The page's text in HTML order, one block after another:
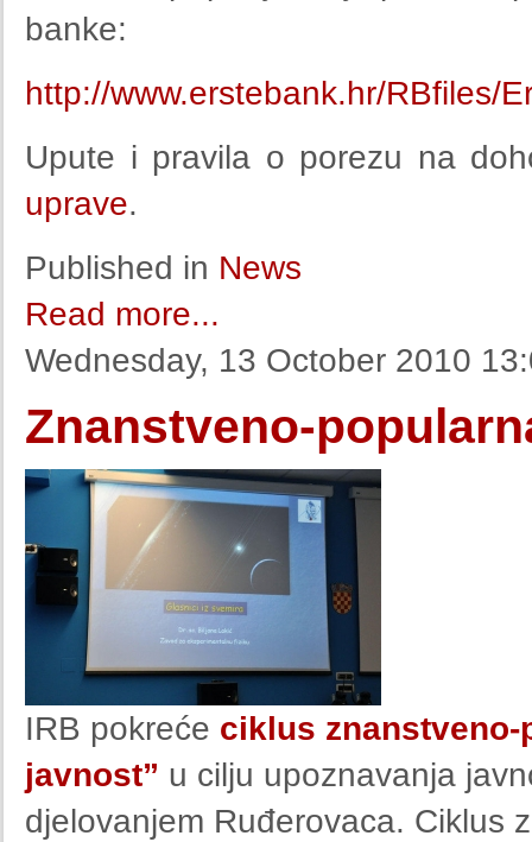
banke:
http://www.erstebank.hr/RBfiles/
Upute i pravila o porezu na
uprave.
Published in News
Read more...
Wednesday, 13 October 2010
Znanstveno-
IRB pokreće ciklus znanstveno-
javnost” u cilju upoznavanja
djelovanjem Ruđerovaca. Ciklus